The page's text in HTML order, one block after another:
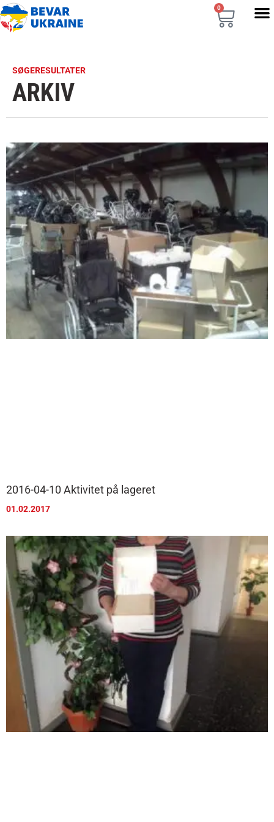
0
SØGERESULTATER
ARKIV
2016-04-10 Aktivitet på lageret
01.02.2017